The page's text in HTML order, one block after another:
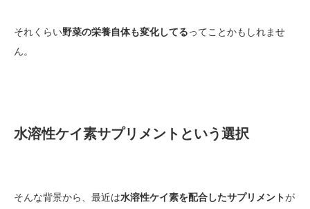
それくらい野菜の栄養自体も変化してるってことかもしれませ
ん。
水溶性ケイ素サプリメントという選択
そんな背景から、最近は水溶性ケイ素を配合したサプリメントが